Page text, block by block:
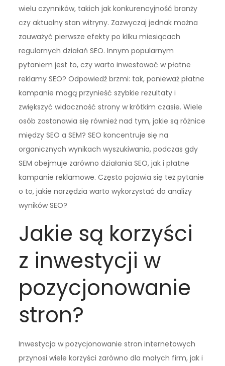
wielu czynników, takich jak konkurencyjność branży
czy aktualny stan witryny. Zazwyczaj jednak można
zauważyć pierwsze efekty po kilku miesiącach
regularnych działań SEO. Innym popularnym
pytaniem jest to, czy warto inwestować w płatne
reklamy SEO? Odpowiedź brzmi: tak, ponieważ płatne
kampanie mogą przynieść szybkie rezultaty i
zwiększyć widoczność strony w krótkim czasie. Wiele
osób zastanawia się również nad tym, jakie są różnice
między SEO a SEM? SEO koncentruje się na
organicznych wynikach wyszukiwania, podczas gdy
SEM obejmuje zarówno działania SEO, jak i płatne
kampanie reklamowe. Często pojawia się też pytanie
o to, jakie narzędzia warto wykorzystać do analizy
wyników SEO?
Jakie są korzyści
z inwestycji w
pozycjonowanie
stron?
Inwestycja w pozycjonowanie stron internetowych
przynosi wiele korzyści zarówno dla małych firm, jak i